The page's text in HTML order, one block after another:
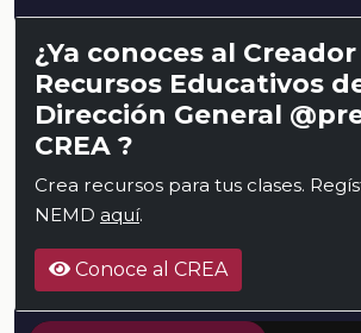
¿Ya conoces al
Recursos Educativos
Dirección General
CREA ?
Crea recursos para tus clases.
NEMD aquí.
Conoce al CREA